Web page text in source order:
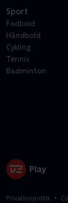
Sport
Fodbold
Håndbold
Cykling
Tennis
Badminton
Privatlivspolitik